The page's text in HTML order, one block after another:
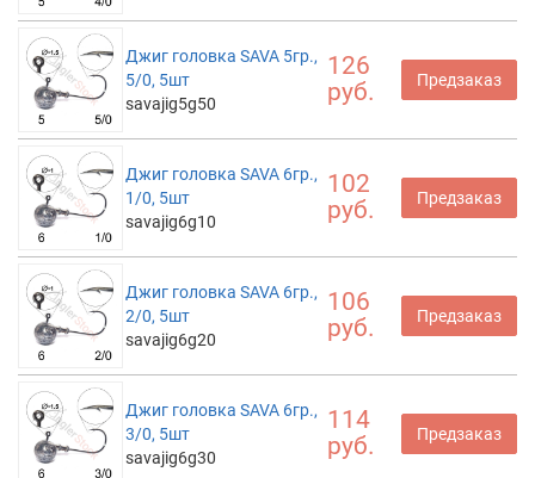
Джиг головка SAVA 5гр.,
5/0, 5шт
savajig5g50
126
руб.
Предзаказ
Джиг головка SAVA 6гр.,
1/0, 5шт
savajig6g10
102
руб.
Предзаказ
Джиг головка SAVA 6гр.,
2/0, 5шт
savajig6g20
106
руб.
Предзаказ
Джиг головка SAVA 6гр.,
3/0, 5шт
savajig6g30
114
руб.
Предзаказ